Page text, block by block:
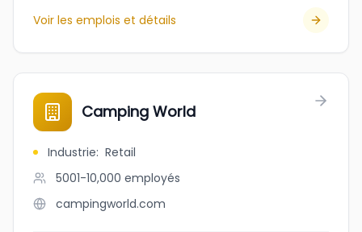
Voir les emplois et détails
Camping World
Industrie: Retail
5001-10,000 employés
campingworld.com